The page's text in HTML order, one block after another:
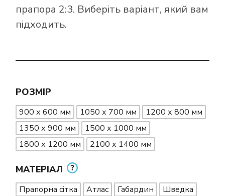
прапора 2:3. Виберіть варіант, який вам
підходить.
РОЗМІР
900 х 600 мм 1050 х 700 мм
1200 х 800 мм
1350 х 900 мм
1500 х 1000 мм
1800 х 1200 мм
2100 х 1400 мм
МАТЕРІАЛ
Прапорна сітка Атлас Габардин Шведка